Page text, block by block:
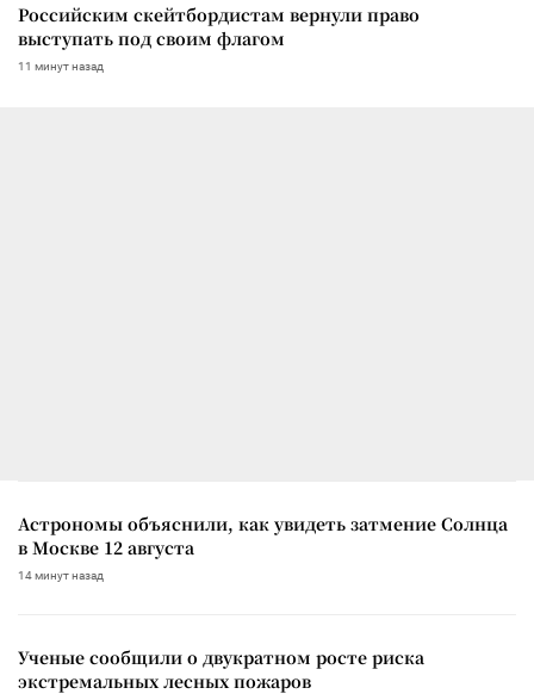
Российским скейтбордистам вернули право
выступать под своим флагом
11 минут назад
Астрономы объяснили, как увидеть затмение Солнца
в Москве 12 августа
14 минут назад
Ученые сообщили о двукратном росте риска
экстремальных лесных пожаров